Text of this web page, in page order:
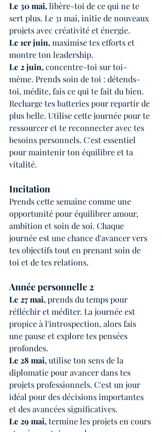
Le 30 mai, libère-toi de ce qui ne te
sert plus. Le 31 mai, initie de nouveaux
projets avec créativité et énergie.
Le 1er juin, maximise tes efforts et
montre ton leadership.
Le 2 juin, concentre-toi sur toi-
même. Prends soin de toi : détends-
toi, médite, fais ce qui te fait du bien.
Recharge tes batteries pour repartir de
plus belle. Utilise cette journée pour te
ressourcer et te reconnecter avec tes
besoins personnels. C'est essentiel
pour maintenir ton équilibre et ta
vitalité.
Incitation
Prends cette semaine comme une
opportunité pour équilibrer amour,
ambition et soin de soi. Chaque
journée est une chance d'avancer vers
tes objectifs tout en prenant soin de
toi et de tes relations.
Année personnelle 2
Le 27 mai, prends du temps pour
réfléchir et méditer. La journée est
propice à l'introspection, alors fais
une pause et explore tes pensées
profondes.
Le 28 mai, utilise ton sens de la
diplomatie pour avancer dans tes
projets professionnels. C'est un jour
idéal pour des décisions importantes
et des avancées significatives.
Le 29 mai, termine les projets en cours